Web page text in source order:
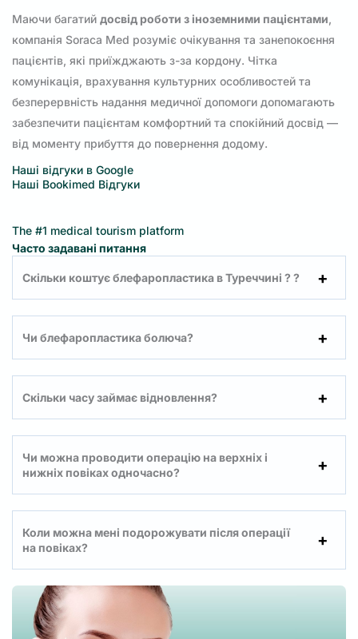
Маючи багатий досвід роботи з іноземними пацієнтами,
компанія Soraca Med розуміє очікування та занепокоєння
пацієнтів, які приїжджають з-за кордону. Чітка
комунікація, врахування культурних особливостей та
безперервність надання медичної допомоги допомагають
забезпечити пацієнтам комфортний та спокійний досвід —
від моменту прибуття до повернення додому.
Наші відгуки в Google
Наші Bookimed Відгуки
The #1 medical tourism platform
Часто задавані питання
Скільки коштує блефаропластика в Туреччині ? ?
Чи блефаропластика болюча?
Скільки часу займає відновлення?
Чи можна проводити операцію на верхніх і
нижніх повіках одночасно?
Коли можна мені подорожувати після операції
на повіках?